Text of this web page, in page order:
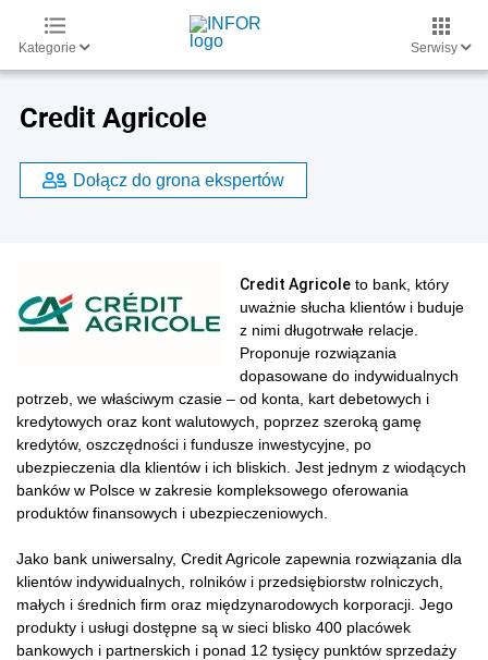
Kategorie Serwisy
Credit Agricole
Dołącz do grona ekspertów
Credit Agricole to bank, który
uważnie słucha klientów i buduje
z nimi długotrwałe relacje.
Proponuje rozwiązania
dopasowane do indywidualnych
potrzeb, we właściwym czasie – od konta, kart debetowych i
kredytowych oraz kont walutowych, poprzez szeroką gamę
kredytów, oszczędności i fundusze inwestycyjne, po
ubezpieczenia dla klientów i ich bliskich. Jest jednym z wiodących
banków w Polsce w zakresie kompleksowego oferowania
produktów finansowych i ubezpieczeniowych.
Jako bank uniwersalny, Credit Agricole zapewnia rozwiązania dla
klientów indywidualnych, rolników i przedsiębiorstw rolniczych,
małych i średnich firm oraz międzynarodowych korporacji. Jego
produkty i usługi dostępne są w sieci blisko 400 placówek
bankowych i partnerskich i ponad 12 tysięcy punktów sprzedaży